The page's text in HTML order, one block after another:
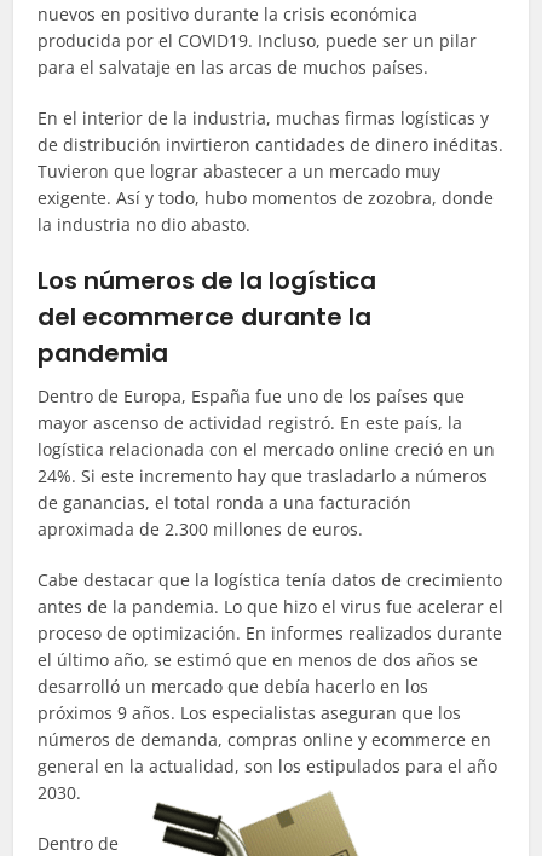
nuevos en positivo durante la crisis económica
producida por el COVID19. Incluso, puede ser un pilar
para el salvataje en las arcas de muchos países.
En el interior de la industria, muchas firmas logísticas y
de distribución invirtieron cantidades de dinero inéditas.
Tuvieron que lograr abastecer a un mercado muy
exigente. Así y todo, hubo momentos de zozobra, donde
la industria no dio abasto.
Los números de la logística
del ecommerce durante la
pandemia
Dentro de Europa, España fue uno de los países que
mayor ascenso de actividad registró. En este país, la
logística relacionada con el mercado online creció en un
24%. Si este incremento hay que trasladarlo a números
de ganancias,el total ronda a una facturación
aproximada de 2.300 millones de euros.
Cabe destacar que la logística tenía datos de crecimiento
antes de la pandemia. Lo que hizo el virus fue acelerar el
proceso de optimización. En informes realizados durante
el último año, se estimó que en menos de dos años se
desarrolló un mercado que debía hacerlo en los
próximos 9 años. Los especialistas aseguran que los
números de demanda, compras online yecommerce en
general en la actualidad, son los estipulados para el año
2030.
Dentro de